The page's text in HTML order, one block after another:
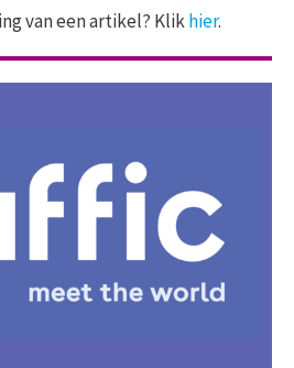
van een artikel? Klikhier.